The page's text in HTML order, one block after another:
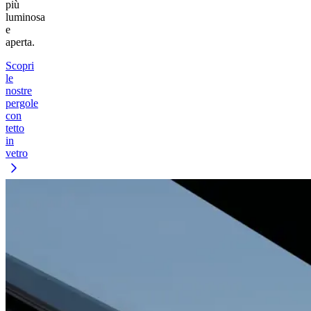
più
luminosa
e
aperta.
Scopri
le
nostre
pergole
con
tetto
in
vetro